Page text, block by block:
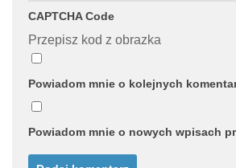
CAPTCHA Code
Przepisz kod z obrazka
Powiadom mnie o kolejnych
Powiadom mnie o nowych wpisach